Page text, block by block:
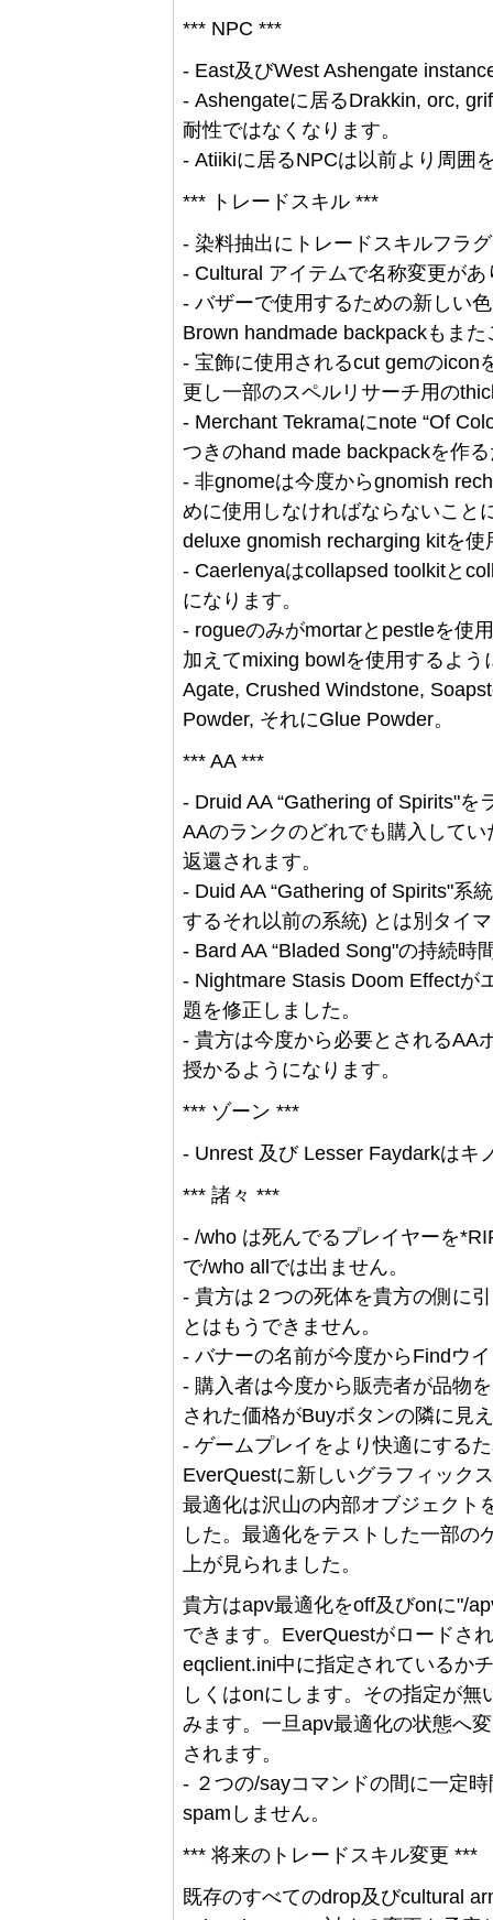
*** NPC ***
- East及びWest Ashengate
- Ashengateに居るDrakkin, orc,
耐性ではなくなります。
- Atiikiに居るNPCは以前より周囲
*** トレードスキル ***
- 染料抽出にトレードスキルフラ
- Cultural アイテムで名称変更があ
- バザーで使用するための新しい
Brown handmade backpackもま
- 宝飾に使用されるcut gemのicon
更し一部のスペルリサーチ用の
- Merchant Tekramaにnote “Of
つきのhand made backpackを作
- 非gnomeは今度からgnomish
めに使用しなければならないこと
deluxe gnomish recharging kitを
- Caerlenyaはcollapsed toolkitと
になります。
- rogueのみがmortarとpestleを使
加えてmixing bowlを使用するよ
Agate, Crushed Windstone,
Powder, それにGlue Powder。
*** AA ***
- Druid AA “Gathering of Spirits"
AAのランクのどれでも購入して
返還されます。
- Duid AA “Gathering of Spirits"系
するそれ以前の系統) とは別タイ
- Bard AA “Bladed Song"の持続時
- Nightmare Stasis Doom Effectが
題を修正しました。
- 貴方は今度から必要とされるAA
授かるようになります。
*** ゾーン ***
- Unrest 及び Lesser Faydarkはキ
*** 諸々 ***
- /who は死んでるプレイヤーを
で/who allでは出ません。
- 貴方は２つの死体を貴方の側に
とはもうできません。
- バナーの名前が今度からFindウ
- 購入者は今度から販売者が品物
された価格がBuyボタンの隣に見
- ゲームプレイをより快適にする
EverQuestに新しいグラフィック
最適化は沢山の内部オブジェクト
した。最適化をテストした一部の
上が見られました。
貴方はapv最適化をoff及びonに"/
できます。EverQuestがロードさ
eqclient.ini中に指定されているか
しくはonにします。その指定が
みます。一旦apv最適化の状態へ
されます。
- ２つの/sayコマンドの間に一定
spamしません。
*** 将来のトレードスキル変更 ***
既存のすべてのdrop及びcultural